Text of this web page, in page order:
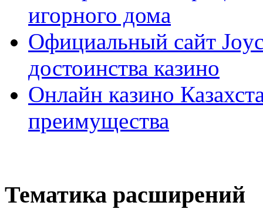
игорного дома
Официальный сайт
достоинства казино
Онлайн казино
преимущества
Тематика расширений